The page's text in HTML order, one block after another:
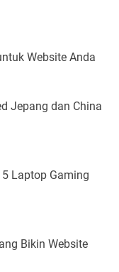
Website Anda
Jepang dan China
Laptop Gaming
Bikin Website